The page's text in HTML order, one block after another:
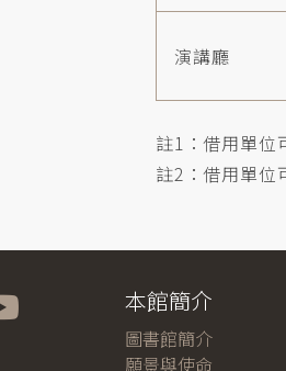
演講廳
註1：借用單位
註2：借用單位
本館簡介
圖書館簡介
願景與使命